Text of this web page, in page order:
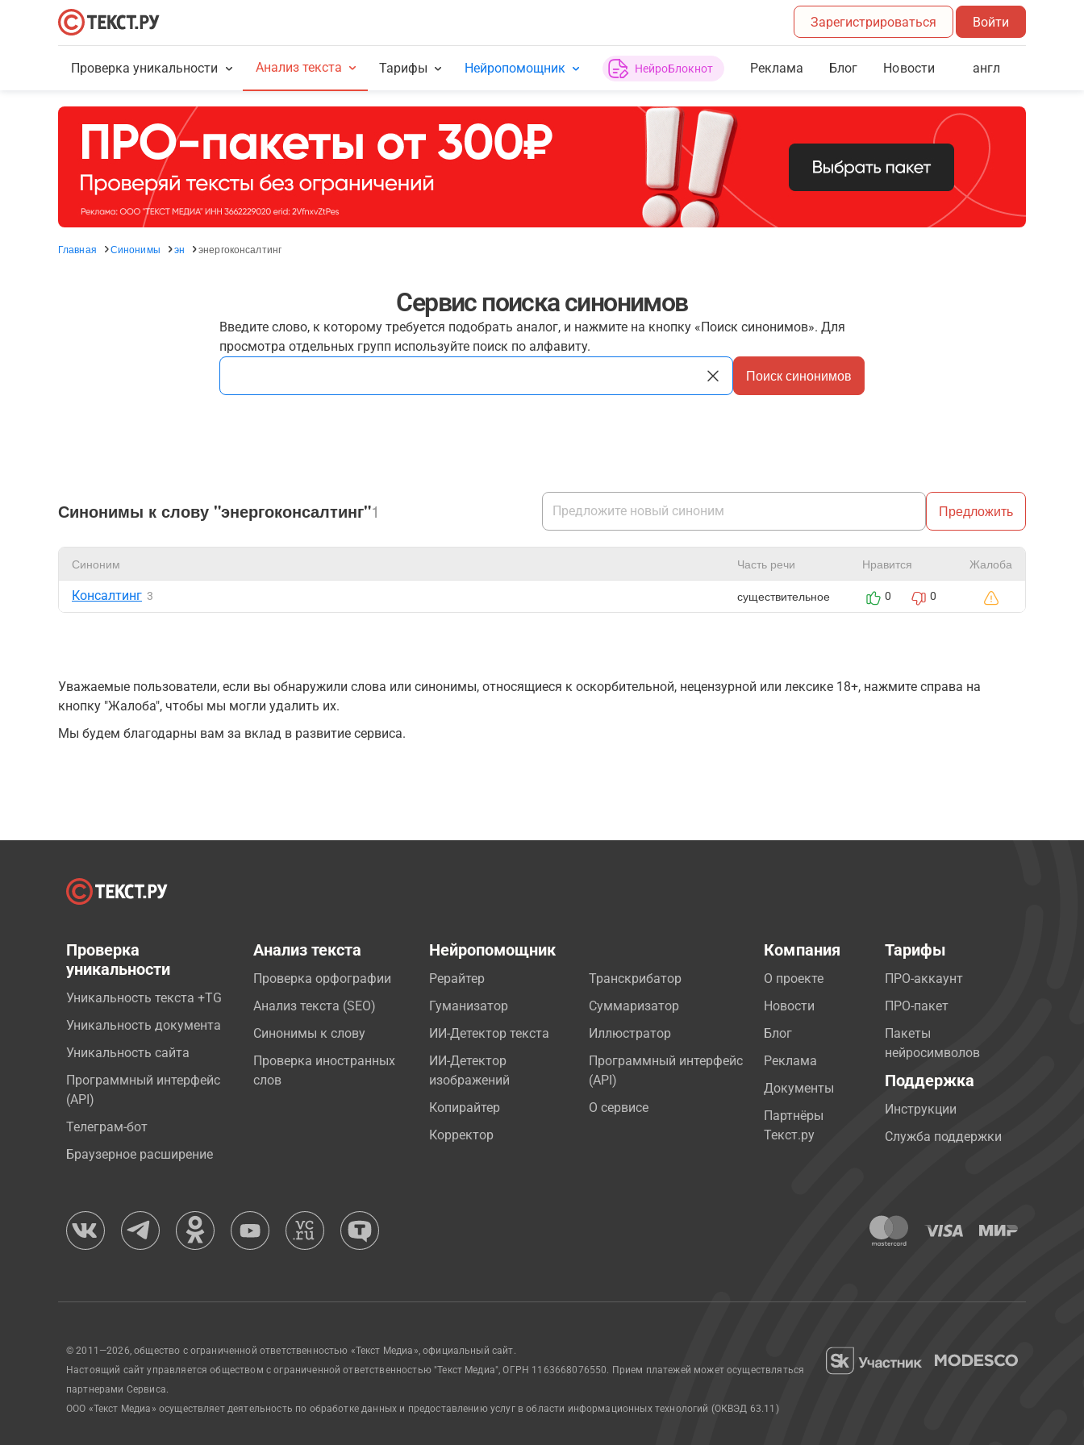
Зарегистрироваться Войти
Проверка уникальности Анализ текста Тарифы Нейропомощник НейроБлокнот Реклама Блог Новости англ
Главная Синонимы эн энергоконсалтинг
Сервис поиска синонимов
Введите слово, к которому требуется подобрать аналог, и нажмите на кнопку «Поиск синонимов». Для
просмотра отдельных групп используйте поиск по алфавиту.
Поиск синонимов
Синонимы к слову "энергоконсалтинг"1 Предложить
Синоним Часть речи Нравится Жалоба
Консалтинг 3 существительное 0 0
Уважаемые пользователи, если вы обнаружили слова или синонимы, относящиеся к оскорбительной, нецензурной или лексике 18+, нажмите справа на
кнопку "Жалоба", чтобы мы могли удалить их.
Мы будем благодарны вам за вклад в развитие сервиса.
Проверка
уникальности
Уникальность текста +TG
Уникальность документа
Уникальность сайта
Программный интерфейс
(API)
Телеграм-бот
Браузерное расширение
Анализ текста
Проверка орфографии
Анализ текста (SEO)
Синонимы к слову
Проверка иностранных
слов
Нейропомощник
Рерайтер
Гуманизатор
ИИ-Детектор текста
ИИ-Детектор
изображений
Копирайтер
Корректор
Транскрибатор
Суммаризатор
Иллюстратор
Программный интерфейс
(API)
О сервисе
Компания
О проекте
Новости
Блог
Реклама
Документы
Партнёры
Текст.ру
Тарифы
ПРО-аккаунт
ПРО-пакет
Пакеты
нейросимволов
Поддержка
Инструкции
Служба поддержки
© 2011—2026, общество с ограниченной ответственностью «Текст Медиа», официальный сайт.
Настоящий сайт управляется обществом с ограниченной ответственностью "Текст Медиа", ОГРН 1163668076550. Прием платежей может осуществляться
партнерами Сервиса.
ООО «Текст Медиа» осуществляет деятельность по обработке данных и предоставлению услуг в области информационных технологий (ОКВЭД 63.11)